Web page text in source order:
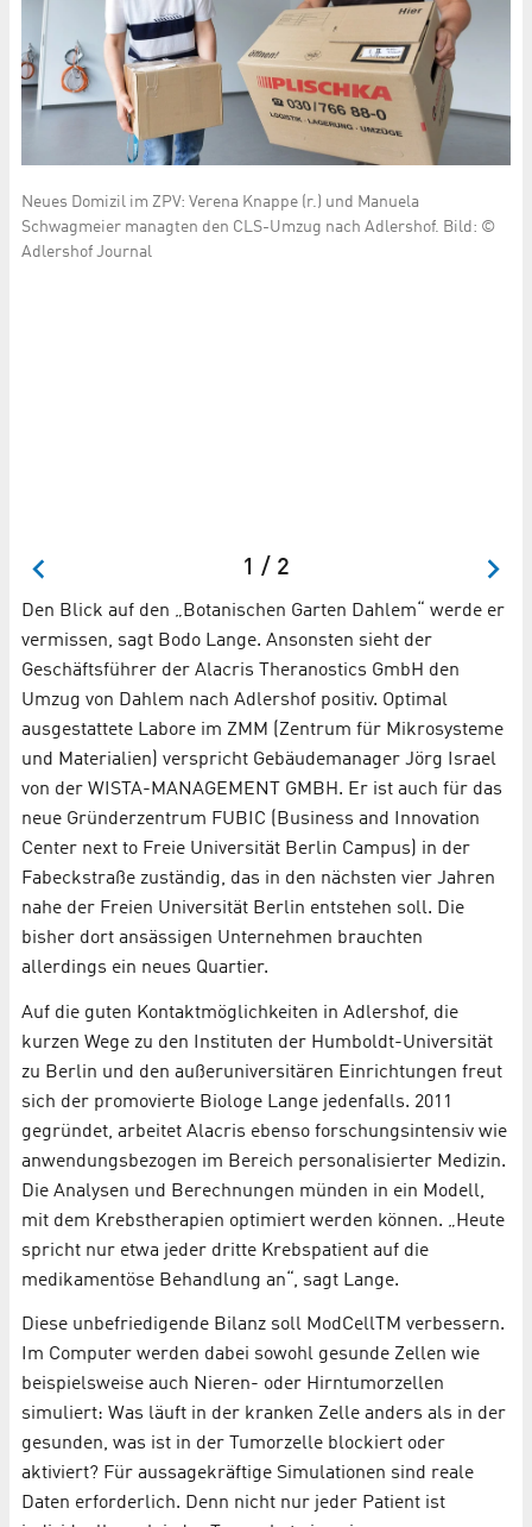
Neues Domizil im ZPV: Verena Knappe (r.) und Manuela
Schwagmeier managten den CLS-Umzug nach Adlershof. Bild: ©
Adlershof Journal
1 / 2
Den Blick auf den „Botanischen Garten Dahlem“ werde er
vermissen, sagt Bodo Lange. Ansonsten sieht der
Geschäftsführer der Alacris Theranostics GmbH den
Umzug von Dahlem nach Adlershof positiv. Optimal
ausgestattete Labore im ZMM (Zentrum für Mikrosysteme
und Materialien) verspricht Gebäudemanager Jörg Israel
von der WISTA-MANAGEMENT GMBH. Er ist auch für das
neue Gründerzentrum FUBIC (Business and Innovation
Center next to Freie Universität Berlin Campus) in der
Fabeckstraße zuständig, das in den nächsten vier Jahren
nahe der Freien Universität Berlin entstehen soll. Die
bisher dort ansässigen Unternehmen brauchten
allerdings ein neues Quartier.
Auf die guten Kontaktmöglichkeiten in Adlershof, die
kurzen Wege zu den Instituten der Humboldt-Universität
zu Berlin und den außeruniversitären Einrichtungen freut
sich der promovierte Biologe Lange jedenfalls. 2011
gegründet, arbeitet Alacris ebenso forschungsintensiv wie
anwendungsbezogen im Bereich personalisierter Medizin.
Die Analysen und Berechnungen münden in ein Modell,
mit dem Krebstherapien optimiert werden können. „Heute
spricht nur etwa jeder dritte Krebspatient auf die
medikamentöse Behandlung an“, sagt Lange.
Diese unbefriedigende Bilanz soll ModCellTM verbessern.
Im Computer werden dabei sowohl gesunde Zellen wie
beispielsweise auch Nieren- oder Hirntumorzellen
simuliert: Was läuft in der kranken Zelle anders als in der
gesunden, was ist in der Tumorzelle blockiert oder
aktiviert? Für aussagekräftige Simulationen sind reale
Daten erforderlich. Denn nicht nur jeder Patient ist